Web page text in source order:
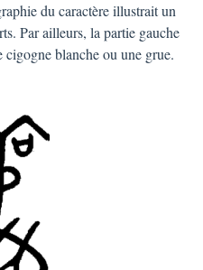
du caractère illustrait un
Par ailleurs, la partie gauche
cigogne blanche ou une grue.